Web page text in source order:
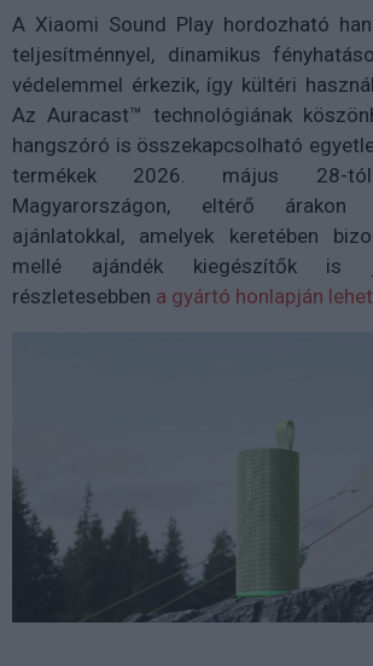
A Xiaomi Sound Play hordozható
teljesítménnyel, dinamikus
védelemmel érkezik, így kültéri
Az Auracast™ technológiának
hangszóró is összekapcsolható
termékek 2026. május 28-
Magyarországon, eltérő
ajánlatokkal, amelyek keretében
mellé ajándék kiegészítők is
részletesebben a gyártó honlapján